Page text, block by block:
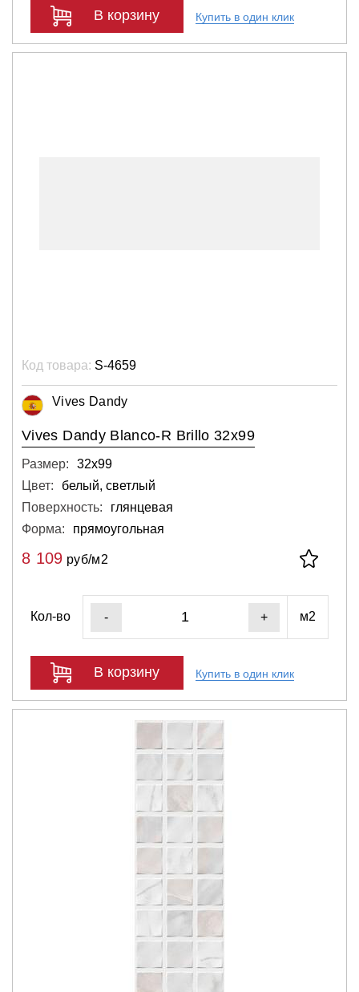
В корзину Купить в один клик
Код товара: S-4659
Vives Dandy
Vives Dandy Blanco-R Brillo 32x99
Размер:
32х99
Цвет:
белый, светлый
Поверхность:
глянцевая
Форма:
прямоугольная
8 109 руб/м2
Кол-во - + м2
В корзину Купить в один клик